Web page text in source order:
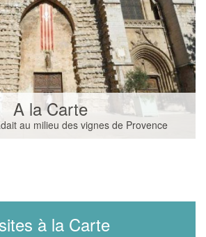
A la Carte
au milieu des vignes de Provence
à la Carte